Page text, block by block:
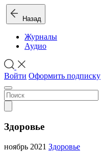
Назад
Журналы
Аудио
Войти Оформить подписку
Здоровье
ноябрь 2021 Здоровье